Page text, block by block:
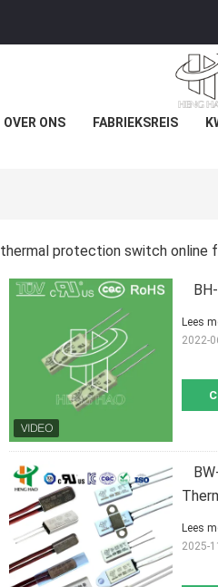
OVER ONS FABRIEKSREIS
thermal protection switch online
Lees
2022-
Lees
2025-